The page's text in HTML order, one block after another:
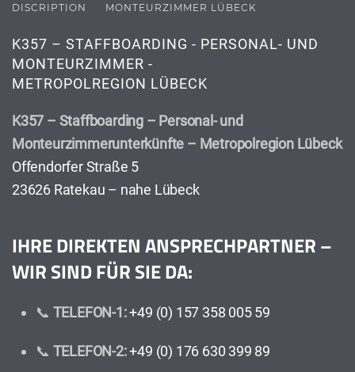
DISCRIPTION
MONTEURZIMMER LÜBECK
K357 – STAFFBOARDING - PERSONAL- UND
MONTEURZIMMER -
METROPOLREGION LÜBECK
K357 – Staffboarding – Personal- und
Monteurzimmerunterkünfte – Metropolregion Lübeck
Offendorfer Straße 5
23626 Ratekau – nahe Lübeck
IHRE DIREKTEN ANSPRECHPARTNER –
WIR SIND FÜR SIE DA:
📞 TELEFON-1:+49 (0) 157 358 005 59
📞 TELEFON-2:+49 (0) 176 630 399 89